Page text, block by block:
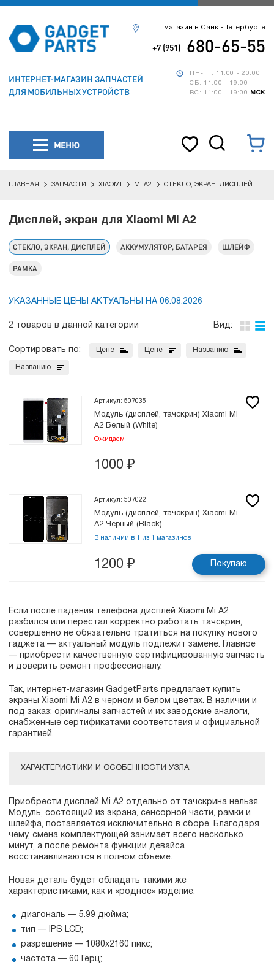
ИНТЕРНЕТ-МАГАЗИН ЗАПЧАСТЕЙ
ДЛЯ МОБИЛЬНЫХ УСТРОЙСТВ
ПН-ПТ: 11:00 - 20:00
СБ: 11:00 - 19:00
ВС: 11:00 - 19:00
МСК
магазин в Санкт-Петербурге
+7 (951) 680-65-55
МЕНЮ
ГЛАВНАЯ ЗАПЧАСТИ XIAOMI MI A2 СТЕКЛО, ЭКРАН, ДИСПЛЕЙ
Дисплей, экран для Xiaomi Mi A2
СТЕКЛО, ЭКРАН, ДИСПЛЕЙ АККУМУЛЯТОР, БАТАРЕЯ ШЛЕЙФ
РАМКА
УКАЗАННЫЕ ЦЕНЫ АКТУАЛЬНЫ НА 06.08.2026
2 товаров в данной категории Вид:
Сортировать по: Цене Цене Названию
Названию
Артикул: 507035
Модуль (дисплей, тачскрин) Xiaomi Mi
A2 Белый (White)
Ожидаем
1000 ₽
Артикул: 507022
Модуль (дисплей, тачскрин) Xiaomi Mi
A2 Черный (Black)
В наличии в 1 из 1 магазинов
1200 ₽ Покупаю
Если после падения телефона дисплей Xiaomi Mi A2
разбился или перестал корректно работать тачскрин,
совершенно не обязательно тратиться на покупку нового
гаджета — актуальный модуль подлежит замене. Главное
— приобрести качественную сертифицированную запчасть
и доверить ремонт профессионалу.
Так, интернет-магазин GadgetParts предлагает купить
экраны Xiaomi Mi A2 в черном и белом цветах. В наличии и
под заказ: оригиналы запчастей и их заводские аналоги,
снабженные сертификатами соответствия и официальной
гарантией.
ХАРАКТЕРИСТИКИ И ОСОБЕННОСТИ УЗЛА
Приобрести дисплей Mi A2 отдельно от тачскрина нельзя.
Модуль, состоящий из экрана, сенсорной части, рамки и
шлейфа, поставляется исключительно в сборе. Благодаря
чему, смена комплектующей занимает всего несколько
минут, а после ремонта функции девайса
восстанавливаются в полном объеме.
Новая деталь будет обладать такими же
характеристиками, как и «родное» изделие:
диагональ — 5.99 дюйма;
тип — IPS LCD;
разрешение — 1080х2160 пикс;
частота — 60 Герц;